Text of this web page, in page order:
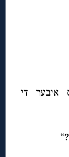
איבער די